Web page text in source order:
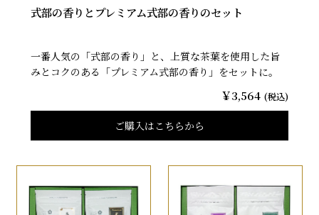
式部の香りとプレミアム式部の香りのセット
一番人気の「式部の香り」と、上質な茶葉を使用した旨
みとコクのある「プレミアム式部の香り」をセットに。
￥3,564 (税込)
ご購入はこちらから